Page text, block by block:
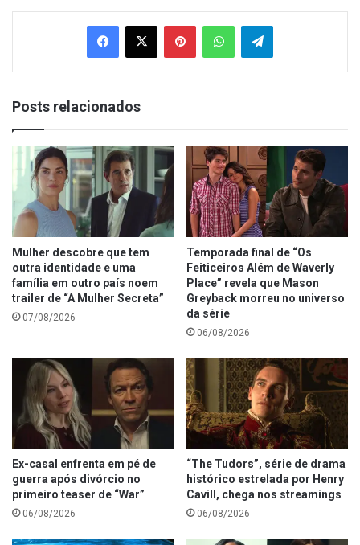
Facebook
X PinterestWhatsAppTelegram
Posts relacionados
Mulher descobre que tem
outra identidade e uma
família em outro país noem
trailer de “A Mulher Secreta”
07/08/2026
Temporada final de “Os
Feiticeiros Além de Waverly
Place” revela que Mason
Greyback morreu no universo
da série
06/08/2026
Ex-casal enfrenta em pé de
guerra após divórcio no
primeiro teaser de “War”
06/08/2026
“The Tudors”, série de drama
histórico estrelada por Henry
Cavill, chega nos streamings
06/08/2026